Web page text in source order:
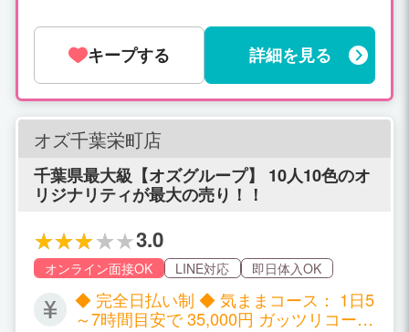
気軽にお問い合わせください。
キープする 詳細を見る
オズ千葉栄町店
千葉県最大級【オズグループ】 10人10色のオ
リジナリティが最大の売り！！
3.0
オンライン面接OK LINE対応 即日体入OK
◆ 完全日払い制 ◆ 気ままコース： 1日5
～7時間目安で 35,000円 ガッツリコー